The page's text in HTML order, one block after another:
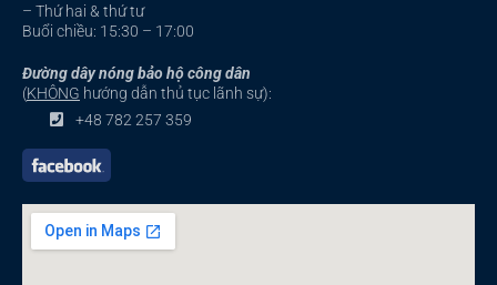
– Thứ hai & thứ tư
Buổi chiều: 15:30 – 17:00
Đường dây nóng bảo hộ công dân
(KHÔNG hướng dẫn thủ tục lãnh sự):
+48 782 257 359